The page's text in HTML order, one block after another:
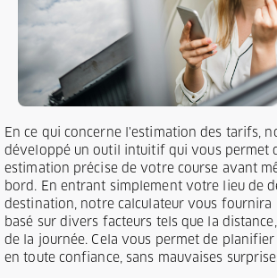
En ce qui concerne l'estimation des tarifs,
développé un outil intuitif qui vous permet
estimation précise de votre course avant
bord. En entrant simplement votre lieu de
destination, notre calculateur vous fournira
basé sur divers facteurs tels que la
de la journée. Cela vous permet de
en toute confiance, sans mauvaises